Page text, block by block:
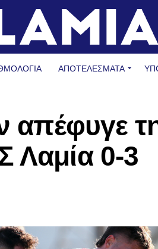
ΑΠΟΤΕΛΕΣΜΑΤΑ
απέφυγε
Λαμία 0-3